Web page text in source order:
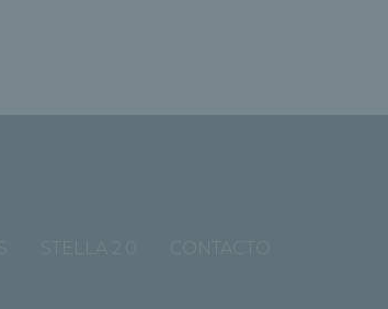
STELLA 2.0 CONTACTO